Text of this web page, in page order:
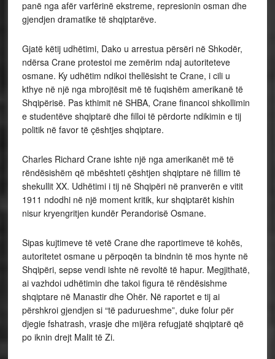
panë nga afër varfërinë ekstreme, represionin osman dhe
gjendjen dramatike të shqiptarëve.
Gjatë këtij udhëtimi, Dako u arrestua përsëri në Shkodër,
ndërsa Crane protestoi me zemërim ndaj autoriteteve
osmane. Ky udhëtim ndikoi thellësisht te Crane, i cili u
kthye në një nga mbrojtësit më të fuqishëm amerikanë të
Shqipërisë. Pas kthimit në SHBA, Crane financoi shkollimin
e studentëve shqiptarë dhe filloi të përdorte ndikimin e tij
politik në favor të çështjes shqiptare.
Charles Richard Crane ishte një nga amerikanët më të
rëndësishëm që mbështeti çështjen shqiptare në fillim të
shekullit XX. Udhëtimi i tij në Shqipëri në pranverën e vitit
1911 ndodhi në një moment kritik, kur shqiptarët kishin
nisur kryengritjen kundër Perandorisë Osmane.
Sipas kujtimeve të vetë Crane dhe raportimeve të kohës,
autoritetet osmane u përpoqën ta bindnin të mos hynte në
Shqipëri, sepse vendi ishte në revoltë të hapur. Megjithatë,
ai vazhdoi udhëtimin dhe takoi figura të rëndësishme
shqiptare në Manastir dhe Ohër. Në raportet e tij ai
përshkroi gjendjen si “të padurueshme”, duke folur për
djegie fshatrash, vrasje dhe mijëra refugjatë shqiptarë që
po iknin drejt Malit të Zi.